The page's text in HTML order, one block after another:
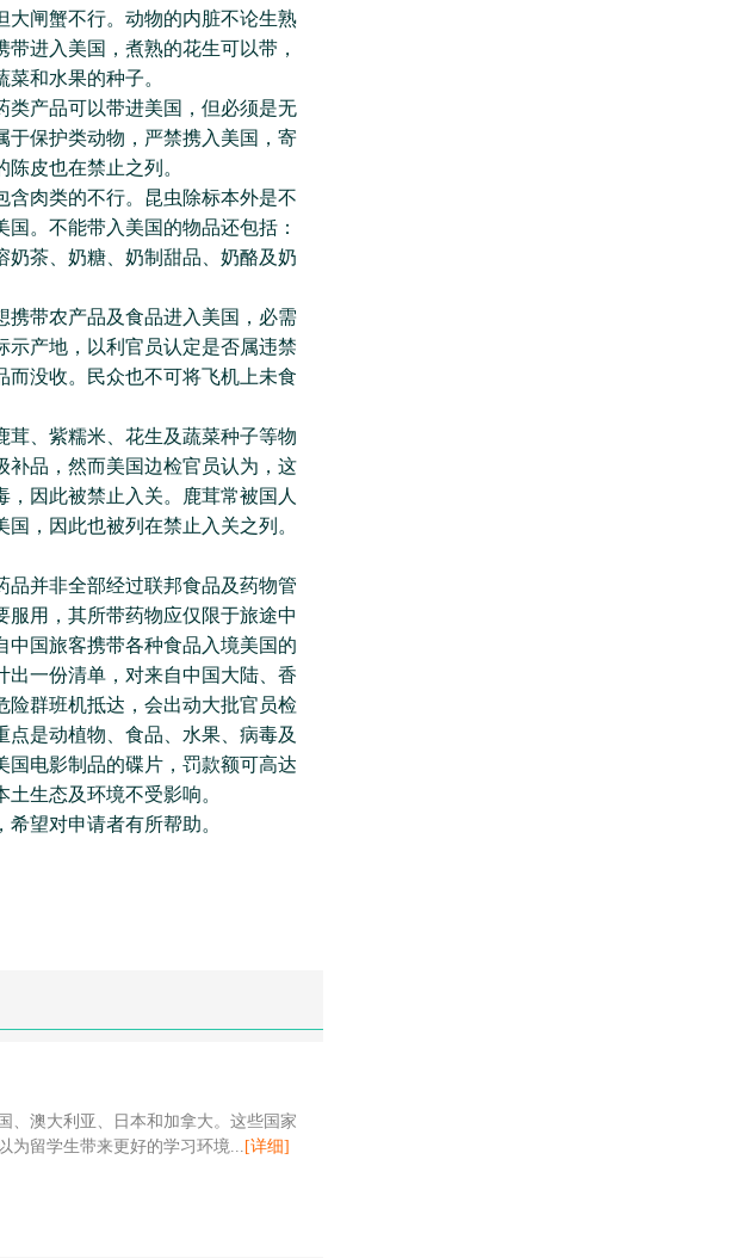
大闸蟹不行。动物的内脏不论生熟
进入美国，煮熟的花生可以带，
和水果的种子。
产品可以带进美国，但必须是无
于保护类动物，严禁携入美国，寄
皮也在禁止之列。
肉类的不行。昆虫除标本外是不
。不能带入美国的物品还包括：
奶茶、奶糖、奶制甜品、奶酪及奶
带农产品及食品进入美国，必需
示产地，以利官员认定是否属违禁
而没收。民众也不可将飞机上未食
、紫糯米、花生及蔬菜种子等物
补品，然而美国边检官员认为，这
因此被禁止入关。鹿茸常被国人
，因此也被列在禁止入关之列。
并非全部经过联邦食品及药物管
用，其所带药物应仅限于旅途中
中国旅客携带各种食品入境美国的
出一份清单，对来自中国大陆、香
险群班机抵达，会出动大批官员检
是动植物、食品、水果、病毒及
国电影制品的碟片，罚款额可高达
生态及环境不受影响。
望对申请者有所帮助。
、澳大利亚、日本和加拿大。这些国家
为留学生带来更好的学习环境... [详细]